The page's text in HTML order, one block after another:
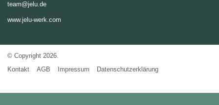
team@jelu.de
www.jelu-werk.com
© Copyright 2026.
Kontakt
AGB Impressum Datenschutzerklärung